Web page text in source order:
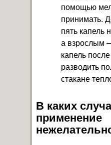
помощью
принимать.
пять капель
а взрослым
капель
разводить
стакане
В каких
применение